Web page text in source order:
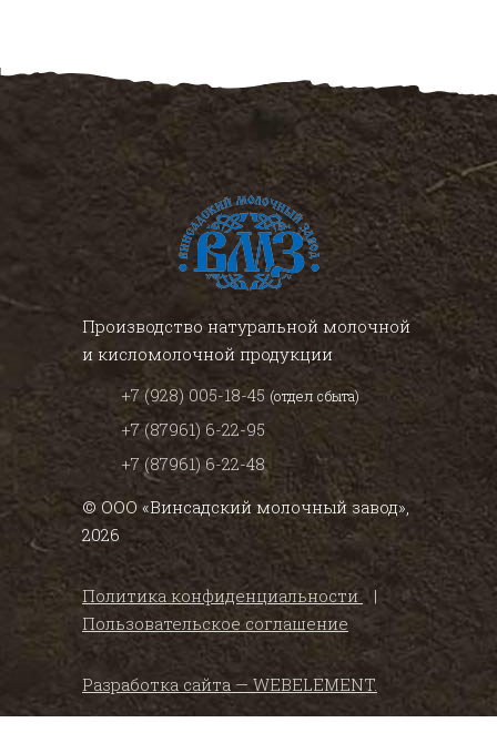
Производство натуральной молочной
и кисломолочной продукции
+7 (928) 005-18-45 (отдел сбыта)
+7 (87961) 6-22-95
+7 (87961) 6-22-48
© ООО «Винсадский молочный завод»,
2026
Политика конфиденциальности |
Пользовательское соглашение
Разработка сайта — WEBELEMENT.